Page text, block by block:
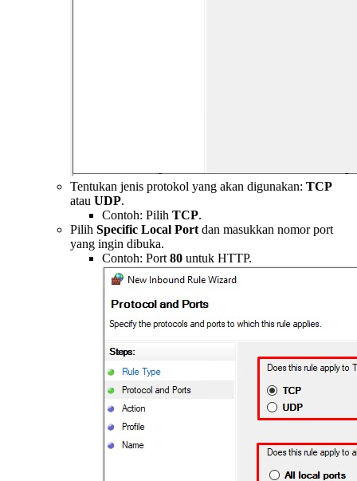
Tentukan jenis protokol yang akan digunakan: TCP
atau UDP.
Contoh: Pilih TCP.
Pilih Specific Local Port dan masukkan nomor port
yang ingin dibuka.
Contoh: Port 80 untuk HTTP.